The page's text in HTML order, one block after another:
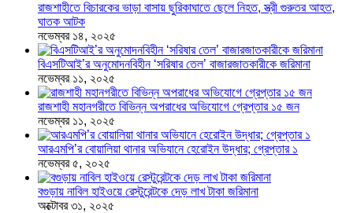
রাজশাহীতে বিচারকের ভাড়া বাসায় ছুরিকাঘাতে ছেলে নিহত, স্ত্রী গুরুতর আহত,
ঘাতক আটক
নভেম্বর ১৪, ২০২৫
বিএসটিআই’র অনুমোদনবিহীন ‘সরিষার তেল’ বাজারজাতকারীকে জরিমানা
নভেম্বর ১১, ২০২৫
রাজশাহী মহানগরীতে বিভিন্ন অপরাধের অভিযোগে গ্রেপ্তার ১৫ জন
নভেম্বর ১১, ২০২৫
আরএমপি’র বোয়ালিয়া থানার অভিযানে হেরোইন উদ্ধার; গ্রেপ্তার ১
নভেম্বর ৫, ২০২৫
বগুড়ায় নাবিল হাইওয়ে রেস্টুরেন্টকে দেড় লাখ টাকা জরিমানা
অক্টোবর ৩১, ২০২৫